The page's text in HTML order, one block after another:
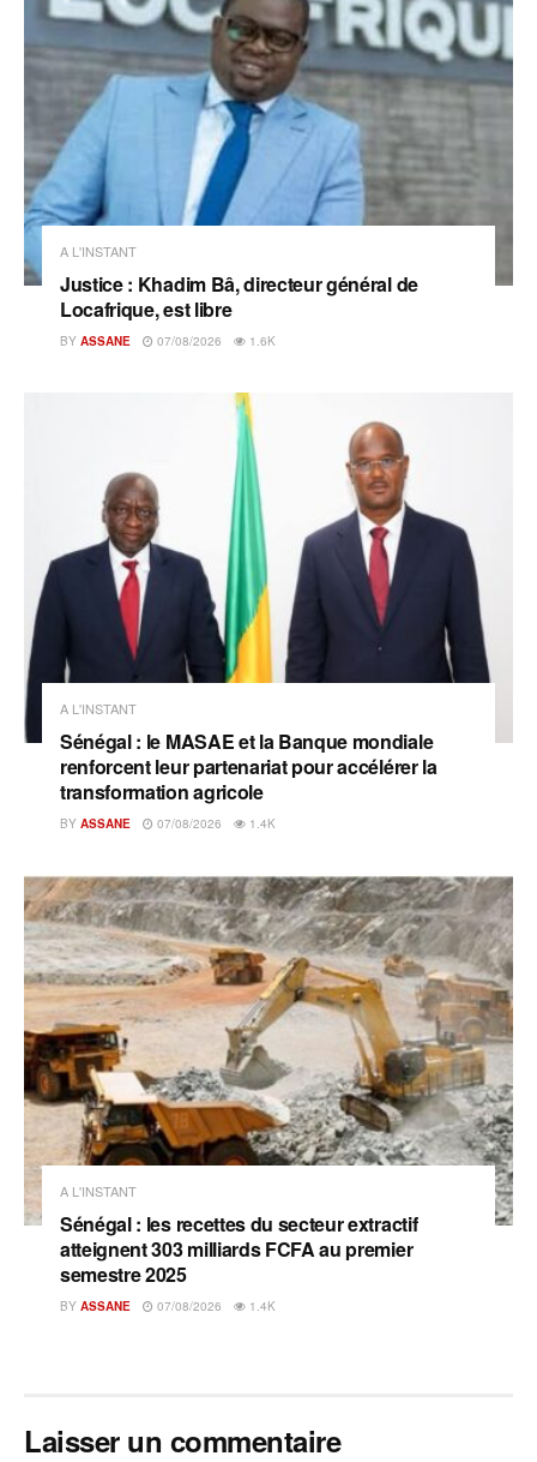
A L'INSTANT
Justice : Khadim Bâ, directeur général de
Locafrique, est libre
BY ASSANE 07/08/2026 1.6K
A L'INSTANT
Sénégal : le MASAE et la Banque mondiale
renforcent leur partenariat pour accélérer la
transformation agricole
BY ASSANE 07/08/2026 1.4K
A L'INSTANT
Sénégal : les recettes du secteur extractif
atteignent 303 milliards FCFA au premier
semestre 2025
BY ASSANE 07/08/2026 1.4K
Laisser un commentaire